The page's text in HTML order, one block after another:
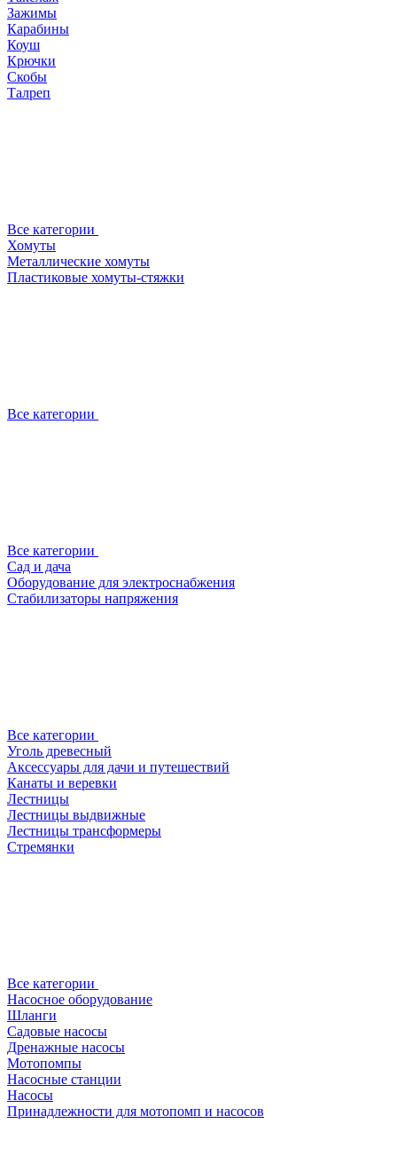
Зажимы
Карабины
Коуш
Крючки
Скобы
Талреп
Все категории
Хомуты
Металлические хомуты
Пластиковые хомуты-стяжки
Все категории
Все категории
Сад и дача
Оборудование для электроснабжения
Стабилизаторы напряжения
Все категории
Уголь древесный
Аксессуары для дачи и путешествий
Канаты и веревки
Лестницы
Лестницы выдвижные
Лестницы трансформеры
Стремянки
Все категории
Насосное оборудование
Шланги
Садовые насосы
Дренажные насосы
Мотопомпы
Насосные станции
Насосы
Принадлежности для мотопомп и насосов